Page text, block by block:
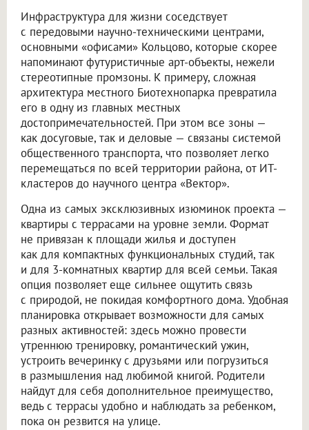
Инфраструктура для жизни соседствует
с передовыми научно-техническими центрами,
основными «офисами» Кольцово, которые скорее
напоминают футуристичные арт-объекты, нежели
стереотипные промзоны. К примеру, сложная
архитектура местного Биотехнопарка превратила
его в одну из главных местных
достопримечательностей. При этом все зоны —
как досуговые, так и деловые — связаны системой
общественного транспорта, что позволяет легко
перемещаться по всей территории района, от ИТ-
кластеров до научного центра «Вектор».
Одна из самых эксклюзивных изюминок проекта —
квартиры с террасами на уровне земли. Формат
не привязан к площади жилья и доступен
как для компактных функциональных студий, так
и для 3-комнатных квартир для всей семьи. Такая
опция позволяет еще сильнее ощутить связь
с природой, не покидая комфортного дома. Удобная
планировка открывает возможности для самых
разных активностей: здесь можно провести
утреннюю тренировку, романтический ужин,
устроить вечеринку с друзьями или погрузиться
в размышления над любимой книгой. Родители
найдут для себя дополнительное преимущество,
ведь с террасы удобно и наблюдать за ребенком,
пока он резвится на улице.